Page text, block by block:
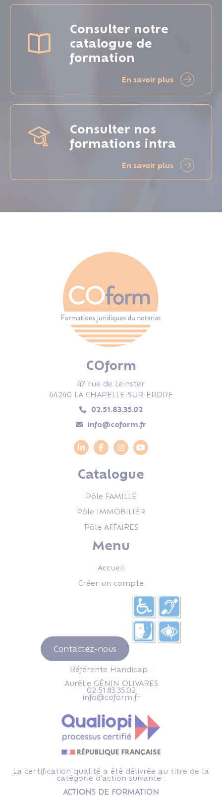
Consulter notre
catalogue de
formation
En savoir plus
Consulter nos
formations intra
En savoir plus
COform
47 rue de Leinster
44240 LA CHAPELLE-SUR-ERDRE
02.51.83.35.02
info@coform.fr
Catalogue
Pôle FAMILLE
Pôle IMMOBILIER
Pôle AFFAIRES
Menu
Accueil
Créer un compte
Contactez-nous
Référente Handicap :
Aurélie GÉNIN OLIVARES
02.51.83.35.02
info@coform.fr
La certification qualité a été délivrée au titre de la
catégorie d'action suivante :
ACTIONS DE FORMATION